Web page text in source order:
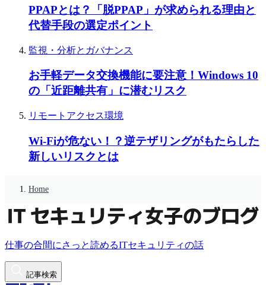
PPAPとは？「脱PPAP」が求められる理由と
代替手段の選定ポイント
監視・分析とガバナンス
お手軽データ交換機能に要注意！Windows 10
の「近距離共有」に潜むリスク
リモートアクセス環境
Wi-Fiが危ない！？逆テザリングがもたらした
新しいリスクとは
Home
仕事の合間にさっと読めるITセキュリティの話
記事検索